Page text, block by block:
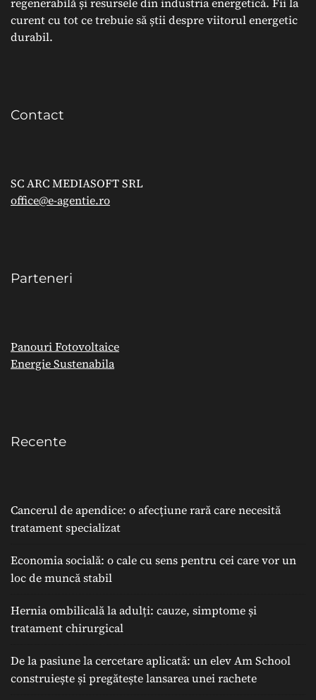
curent cu tot ce trebuie să știi despre viitorul energetic
durabil.
Contact
SC ARC MEDIASOFT SRL
office@e-agentie.ro
Parteneri
Panouri Fotovoltaice
Energie Sustenabila
Recente
Cancerul de apendice: o afecțiune rară care necesită
tratament specializat
Economia socială: o cale cu sens pentru cei care vor un
loc de muncă stabil
Hernia ombilicală la adulți: cauze, simptome și
tratament chirurgical
De la pasiune la cercetare aplicată: un elev Am School
construiește și pregătește lansarea unei rachete